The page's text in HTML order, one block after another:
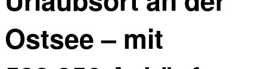
Ostsee – mit